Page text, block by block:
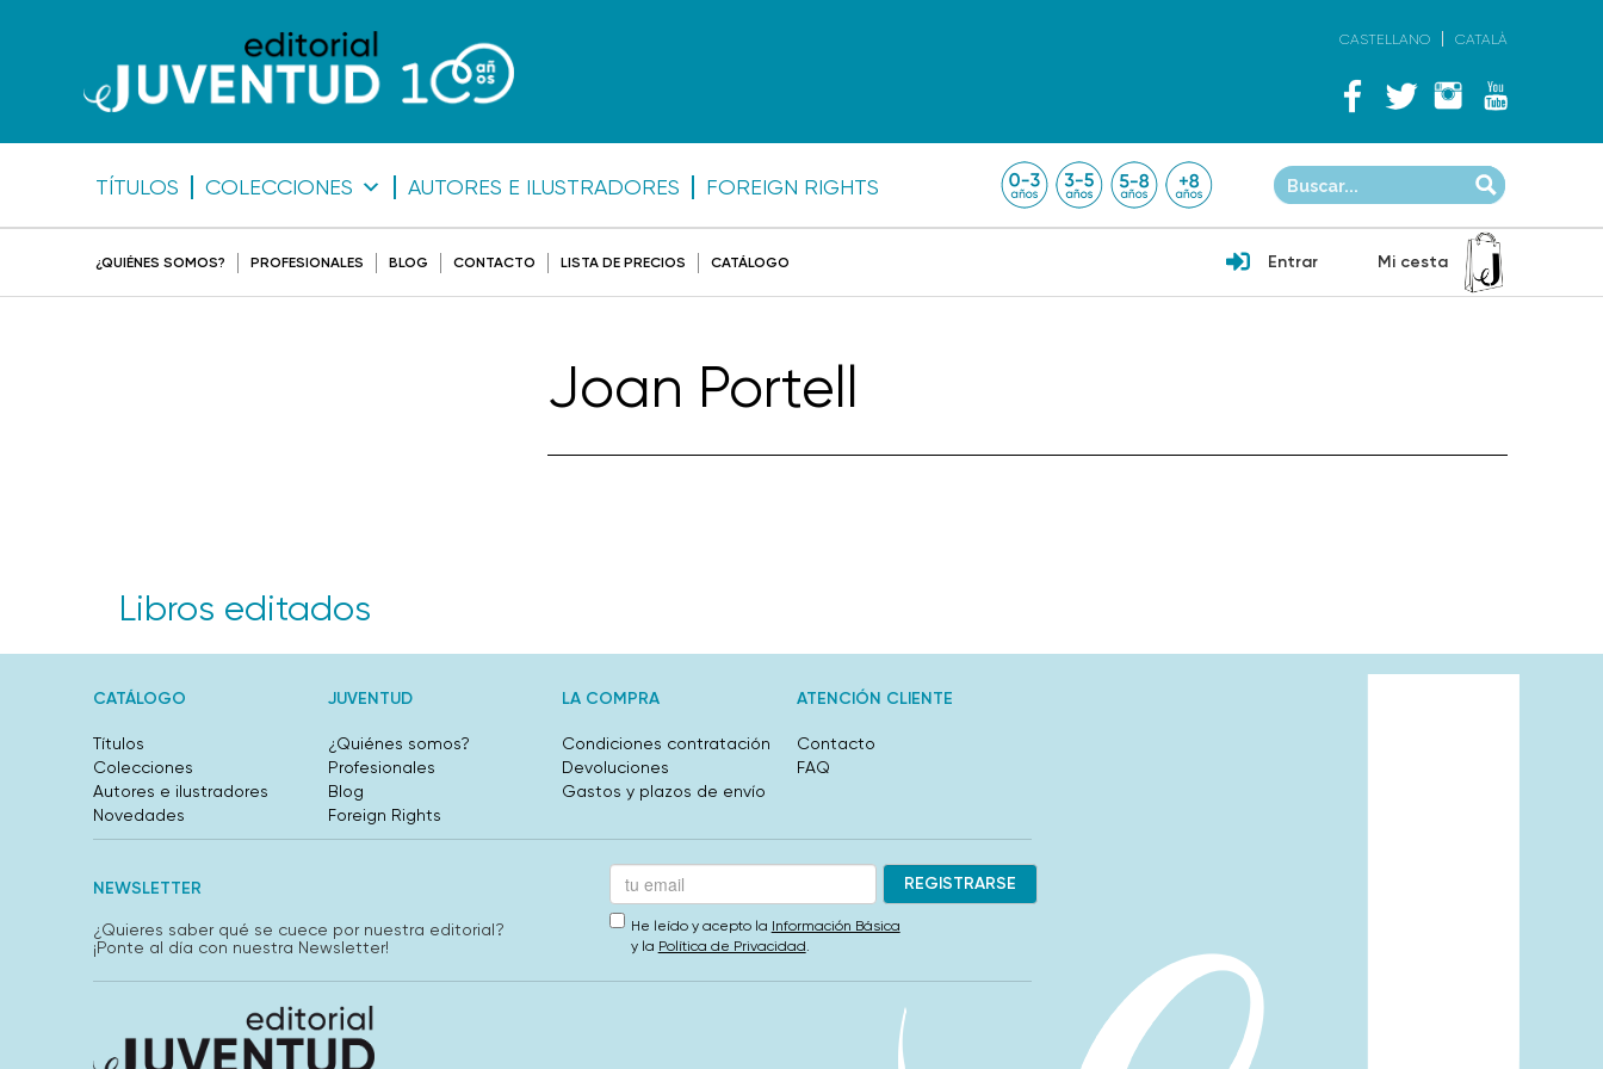
CASTELLANO CATALÀ
TÍTULOS COLECCIONES AUTORES E ILUSTRADORES FOREIGN RIGHTS
¿QUIÉNES SOMOS? PROFESIONALES BLOG CONTACTO LISTA DE PRECIOS CATÁLOGO Entrar Mi cesta
Joan Portell
Libros editados
CATÁLOGO
Títulos
Colecciones
Autores e ilustradores
Novedades
JUVENTUD
¿Quiénes somos?
Profesionales
Blog
Foreign Rights
LA COMPRA
Condiciones contratación
Devoluciones
Gastos y plazos de envío
ATENCIÓN CLIENTE
Contacto
FAQ
NEWSLETTER
¿Quieres saber qué se cuece por nuestra editorial?
¡Ponte al día con nuestra Newsletter!
He leído y acepto la Información Básica
y la Política de Privacidad.